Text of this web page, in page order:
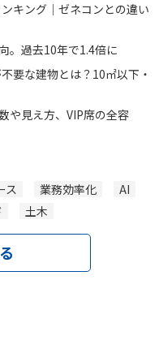
キング｜ゼネコンとの違い
。過去10年で1.4倍に
要な建物とは？10㎡以下・
や見え方、VIP席の全容
ス 業務効率化
AI
土木